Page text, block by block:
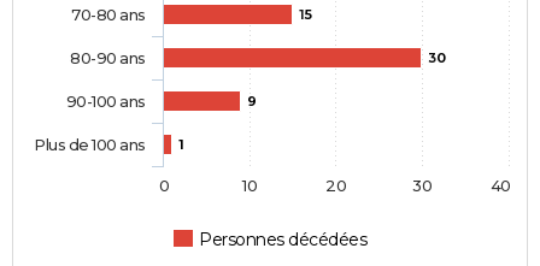
15
30
9
1
Personnes décédées
70-80 ans
80-90 ans
90-100 ans
Plus de 100 ans
0 10 20 30 40